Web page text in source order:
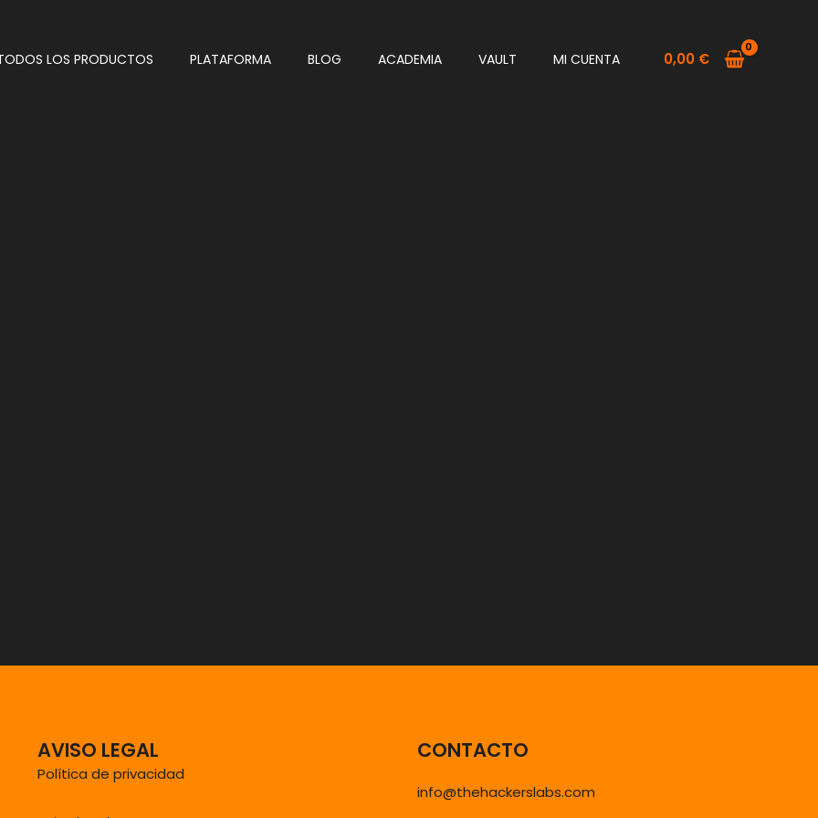
LOS PRODUCTOS PLATAFORMA BLOG ACADEMIA VAULT MI CUENTA 0,00 €
AVISO LEGAL
Política de privacidad
CONTACTO
info@thehackerslabs.com